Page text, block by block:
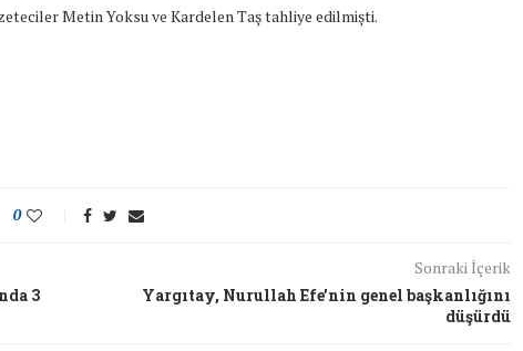
Metin Yoksu ve Kardelen Taş tahliye edilmişti.
0
3
Sonraki İçerik
Yargıtay, Nurullah Efe’nin genel başkanlığını
düşürdü
Söylemi
Şubat Ayında Çatışma Çözümü